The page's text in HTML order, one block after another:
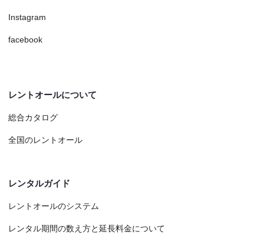
Instagram
facebook
レントオールについて
総合カタログ
全国のレントオール
レンタルガイド
レントオールのシステム
レンタル期間の数え方と延長料金について